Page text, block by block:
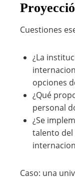
Cuestiones
¿La
opciones
¿Qué
personal
¿Se
talento del
Caso: una